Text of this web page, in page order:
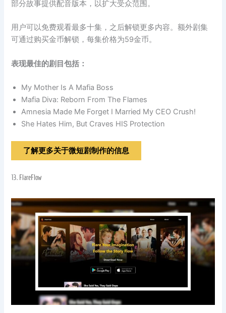
部分故事提供配音版本，以扩大受众范围。
用户可以免费观看最多十集，之后解锁更多内容。额外剧集
可通过购买金币解锁，每集价格为59金币。
表现最佳的剧目包括：
My Mother Is A Mafia Boss
Mafia Diva: Reborn From The Flames
Amnesia Made Me Forget I Married My CEO Crush!
She Hates Him, But Craves HIS Protection
了解更多关于微短剧制作的信息
13. FlareFlow